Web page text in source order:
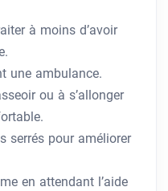
à moins d’avoir
une ambulance.
ou à s’allonger
serrés pour améliorer
en attendant l’aide